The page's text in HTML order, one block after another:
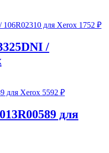
1752 ₽
/
5592 ₽
для